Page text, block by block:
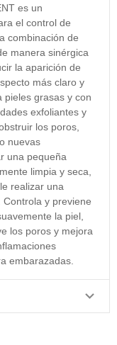
es un
el control de
combinación de
manera sinérgica
la aparición de
más claro y
pieles grasas y con
exfoliantes y
los poros,
nuevas
una pequeña
limpia y seca,
realizar una
y previene
la piel,
los poros y mejora
embarazadas.